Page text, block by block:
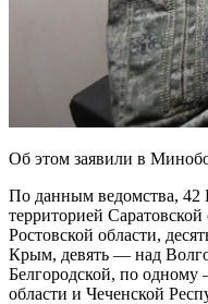
Об этом заявили в
По данным ведомства,
территорией
Ростовской области,
Крым, девять — над
Белгородской, по одному
области и Чеченской